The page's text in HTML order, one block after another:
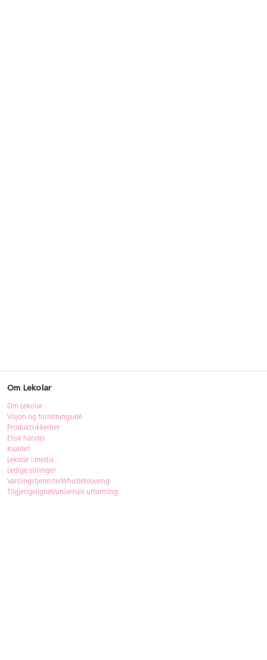
Om Lekolar
Om Lekolar
Visjon og forretningsidé
Produktsikkerhet
Etisk handel
Kvalitet
Lekolar i media
Ledige stillinger
Varslingstjeneste/Whistleblowing
Tilgjengelighet/universell utforming